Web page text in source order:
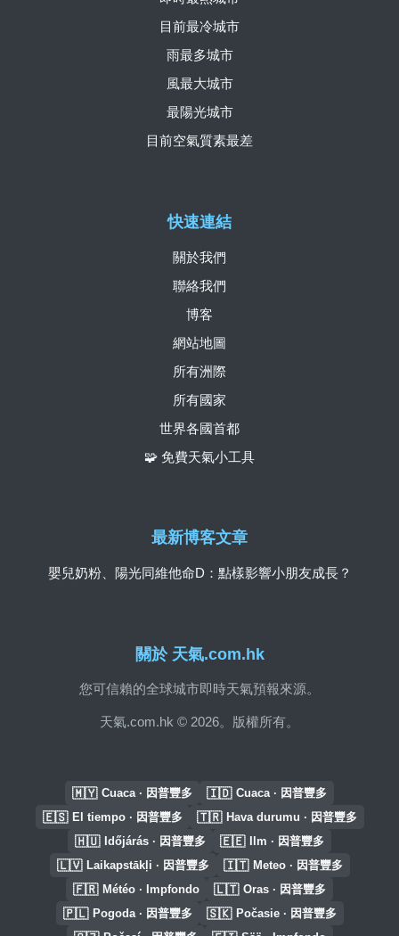
關於 天氣.com.hk
您可信賴的全球城市即時天氣預報來源。
天氣.com.hk © 2026。版權所有。
快速連結
關於我們
聯絡我們
博客
網站地圖
所有洲際
所有國家
世界各國首都
🧩 免費天氣小工具
目前最冷城市
雨最多城市
風最大城市
最陽光城市
目前空氣質素最差
最新博客文章
嬰兒奶粉、陽光同維他命D：點樣影響小朋友成長？
🇲🇾 Cuaca · 因普豐多 🇮🇩 Cuaca · 因普豐多
🇪🇸 El tiempo · 因普豐多 🇹🇷 Hava durumu · 因普豐多
🇭🇺 Időjárás · 因普豐多 🇪🇪 Ilm · 因普豐多
🇱🇻 Laikapstākļi · 因普豐多 🇮🇹 Meteo · 因普豐多
🇫🇷 Météo · Impfondo 🇱🇹 Oras · 因普豐多
🇵🇱 Pogoda · 因普豐多 🇸🇰 Počasie · 因普豐多